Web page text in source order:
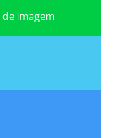
imagem